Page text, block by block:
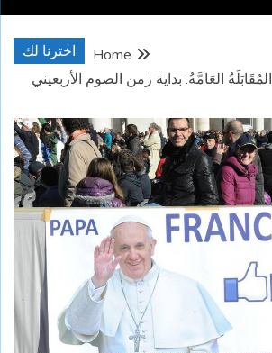
اخترنا لك
Home
المُقَابَلَةُ العَامَّةُ: بداية زمن الصوم الأربعيني